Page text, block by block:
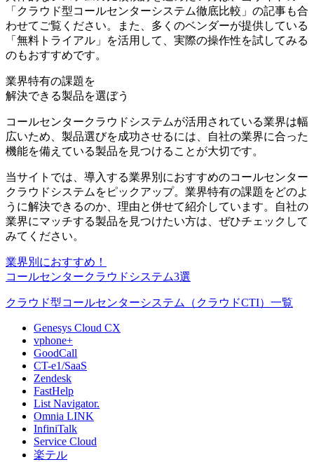
「クラウド型コールセンターシステム徹底比較」の記事も合
わせてご覧ください。また、多くのベンダーが提供している
「無料トライアル」を活用して、実際の操作性を試してみる
のもおすすめです。
業界特有の課題を
解決できる製品を選ぼう
コールセンタークラウドシステムが活用されている業界は幅
広いため、製品選びを成功させるには、
自社の業界に合った
機能を備えている製品を見つけることが大切です。
当サイトでは、導入する業界別におすすめのコールセンター
クラウドシステムをピックアップ。 業界特有の課題をどのよ
うに解決できるのか、理由と併せて紹介 しています。自社の
業界にマッチする製品を見つけたい方は、ぜひチェックして
みてください。
業界別におすすめ！
コールセンタークラウドシステム3選
クラウド型コールセンターシステム（クラウドCTI）一覧
Genesys Cloud CX
vphone+
GoodCall
CT-e1/SaaS
Zendesk
FastHelp
List Navigator.
Omnia LINK
InfiniTalk
Service Cloud
楽テル